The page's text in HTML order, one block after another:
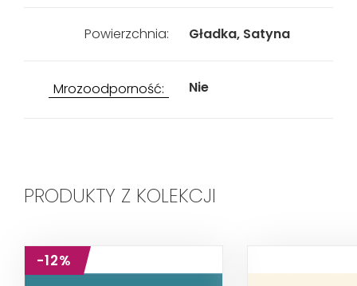
Powierzchnia: Gładka, Satyna
Mrozoodporność: Nie
PRODUKTY Z KOLEKCJI
-12%